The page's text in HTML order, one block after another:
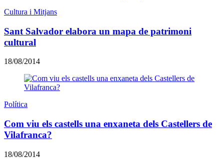
Cultura i Mitjans
Sant Salvador elabora un mapa de patrimoni
cultural
18/08/2014
Política
Com viu els castells una enxaneta dels Castellers de
Vilafranca?
18/08/2014